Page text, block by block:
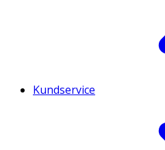
Kundservice